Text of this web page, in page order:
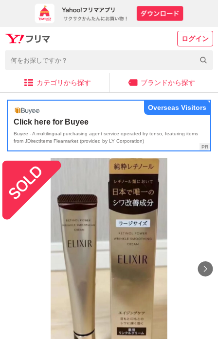
ログイン
カテゴリから探す ブランドから探す
Click here for Buyee
Buyee - A multilingual purchasing agent service operated by tenso, featuring items
from JDirectItems Fleamarket (provided by LY Corporation)
Overseas Visitors